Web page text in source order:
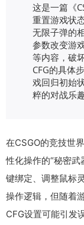
这是一篇《
重置游戏状
无限子弹的
参数改变游
等内容，破
CFG的具体
戏回归初始
粹的对战乐趣
在CSGO的竞技世
性化操作的“秘密
键绑定、调整鼠标
操作逻辑，但随着
CFG设置可能引发